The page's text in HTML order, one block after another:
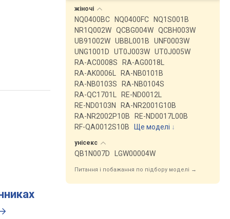
жіночі
NQ0400BC NQ0400FC
NQ1S001B
NR1Q002W QCBG004W QCBH003W
UB91002W UBBL001B
UNF0003W
UNG1001D
UT0J003W UT0J005W
RA-AC0008S
RA-AG0018L
RA-AK0006L
RA-NB0101B
RA-NB0103S
RA-NB0104S
RA-QC1701L
RE-ND0012L
RE-ND0103N
RA-NR2001G10B
RA-NR2002P10B
RE-ND0017L00B
RF-QA0012S10B
Ще моделі ↓
унісекс
QB1N007D LGW00004W
Питання і побажання по підбору моделі →